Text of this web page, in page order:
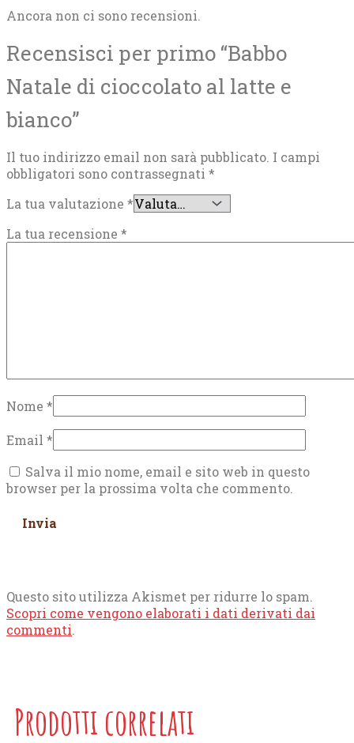
Ancora non ci sono recensioni.
Recensisci per primo “Babbo
Natale di cioccolato al latte e
bianco”
Il tuo indirizzo email non sarà pubblicato. I campi
obbligatori sono contrassegnati *
La tua valutazione *
La tua recensione *
Nome *
Email *
Salva il mio nome, email e sito web in questo
browser per la prossima volta che commento.
Questo sito utilizza Akismet per ridurre lo spam.
Scopri come vengono elaborati i dati derivati dai
commenti.
Prodotti correlati